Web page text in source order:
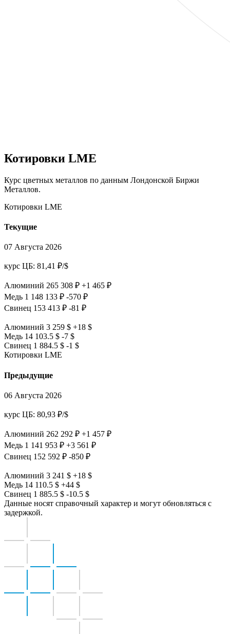
Котировки LME
Курс цветных металлов по данным Лондонской Биржи
Металлов.
Котировки LME
Текущие
07 Августа 2026
курс ЦБ: 81,41 ₽/$
Алюминий 265 308 ₽ +1 465 ₽
Медь 1 148 133 ₽ -570 ₽
Свинец 153 413 ₽ -81 ₽
Алюминий 3 259 $ +18 $
Медь 14 103.5 $ -7 $
Свинец 1 884.5 $ -1 $
Котировки LME
Предыдущие
06 Августа 2026
курс ЦБ: 80,93 ₽/$
Алюминий 262 292 ₽ +1 457 ₽
Медь 1 141 953 ₽ +3 561 ₽
Свинец 152 592 ₽ -850 ₽
Алюминий 3 241 $ +18 $
Медь 14 110.5 $ +44 $
Свинец 1 885.5 $ -10.5 $
Данные носят справочный характер и могут обновляться с
задержкой.